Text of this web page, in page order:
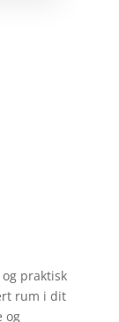
praktisk
rum i dit
og